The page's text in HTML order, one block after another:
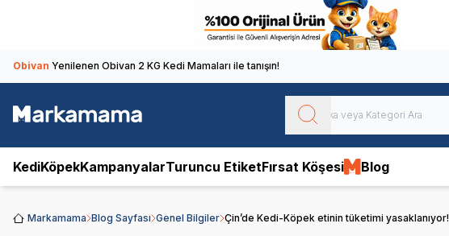
Obivan Yenilenen Obivan 2 KG Kedi Mamaları ile tanışın!
KediKöpekKampanyalarTuruncu EtiketFırsat Köşesi Blog
Markamama Blog Sayfası Genel Bilgiler Çin’de Kedi-Köpek etinin tüketimi yasaklanıyor!